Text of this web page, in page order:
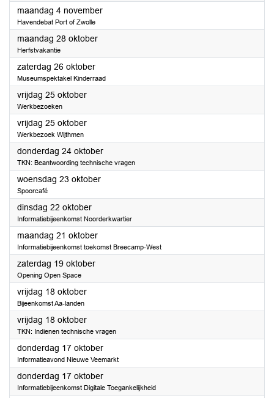
maandag 4 november2024
Havendebat Port of Zwolle
maandag 28 oktober2024
Herfstvakantie
zaterdag 26 oktober2024
Museumspektakel Kinderraad
vrijdag 25 oktober2024
Werkbezoeken
vrijdag 25 oktober2024
Werkbezoek Wijthmen
donderdag 24 oktober2024
TKN: Beantwoording technische vragen
woensdag 23 oktober2024
Spoorcafé
dinsdag 22 oktober2024
Informatiebijeenkomst Noorderkwartier
maandag 21 oktober2024
Informatiebijeenkomst toekomst Breecamp-West
zaterdag 19 oktober2024
Opening Open Space
vrijdag 18 oktober2024
Bijeenkomst Aa-landen
vrijdag 18 oktober2024
TKN: Indienen technische vragen
donderdag 17 oktober2024
Informatieavond Nieuwe Veemarkt
donderdag 17 oktober2024
Informatiebijeenkomst Digitale Toegankelijkheid